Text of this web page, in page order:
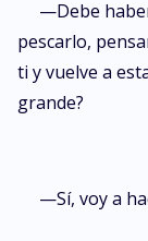
—Debe
pescarlo,
ti y vuelve a
grande?
—Sí, voy a